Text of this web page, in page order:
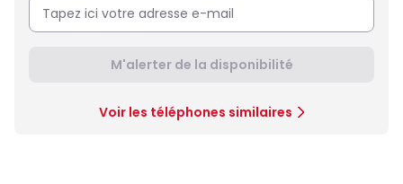
M'alerter de la disponibilité
Voir les téléphones similaires